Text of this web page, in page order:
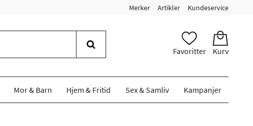
Merker Artikler Kundeservice
Favoritter Kurv
Mor & Barn Hjem & Fritid Sex & Samliv Kampanjer